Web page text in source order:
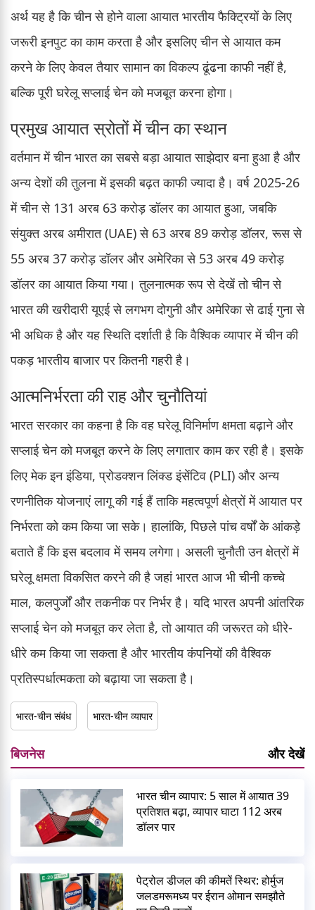
अर्थ यह है कि चीन से होने वाला आयात भारतीय फैक्ट्रियों के लिए
जरूरी इनपुट का काम करता है और इसलिए चीन से आयात कम
करने के लिए केवल तैयार सामान का विकल्प ढूंढना काफी नहीं है,
बल्कि पूरी घरेलू सप्लाई चेन को मजबूत करना होगा।
प्रमुख आयात स्रोतों में चीन का स्थान
वर्तमान में चीन भारत का सबसे बड़ा आयात साझेदार बना हुआ है और
अन्य देशों की तुलना में इसकी बढ़त काफी ज्यादा है। वर्ष 2025-26
में चीन से 131 अरब 63 करोड़ डॉलर का आयात हुआ, जबकि
संयुक्त अरब अमीरात (UAE) से 63 अरब 89 करोड़ डॉलर, रूस से
55 अरब 37 करोड़ डॉलर और अमेरिका से 53 अरब 49 करोड़
डॉलर का आयात किया गया। तुलनात्मक रूप से देखें तो चीन से
भारत की खरीदारी यूएई से लगभग दोगुनी और अमेरिका से ढाई गुना से
भी अधिक है और यह स्थिति दर्शाती है कि वैश्विक व्यापार में चीन की
पकड़ भारतीय बाजार पर कितनी गहरी है।
आत्मनिर्भरता की राह और चुनौतियां
भारत सरकार का कहना है कि वह घरेलू विनिर्माण क्षमता बढ़ाने और
सप्लाई चेन को मजबूत करने के लिए लगातार काम कर रही है। इसके
लिए मेक इन इंडिया, प्रोडक्शन लिंक्ड इंसेंटिव (PLI) और अन्य
रणनीतिक योजनाएं लागू की गई हैं ताकि महत्वपूर्ण क्षेत्रों में आयात पर
निर्भरता को कम किया जा सके। हालांकि, पिछले पांच वर्षों के आंकड़े
बताते हैं कि इस बदलाव में समय लगेगा। असली चुनौती उन क्षेत्रों में
घरेलू क्षमता विकसित करने की है जहां भारत आज भी चीनी कच्चे
माल, कलपुर्जों और तकनीक पर निर्भर है। यदि भारत अपनी आंतरिक
सप्लाई चेन को मजबूत कर लेता है, तो आयात की जरूरत को धीरे-
धीरे कम किया जा सकता है और भारतीय कंपनियों की वैश्विक
प्रतिस्पर्धात्मकता को बढ़ाया जा सकता है।
भारत-चीन संबंध भारत-चीन व्यापार
बिजनेस और देखें
भारत चीन व्यापार: 5 साल में आयात 39
प्रतिशत बढ़ा, व्यापार घाटा 112 अरब
डॉलर पार
पेट्रोल डीजल की कीमतें स्थिर: होर्मुज
जलडमरूमध्य पर ईरान ओमान समझौते